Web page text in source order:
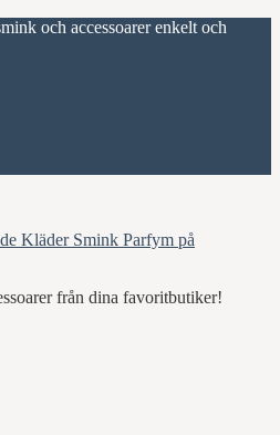
och accessoarer enkelt och
från dina favoritbutiker!